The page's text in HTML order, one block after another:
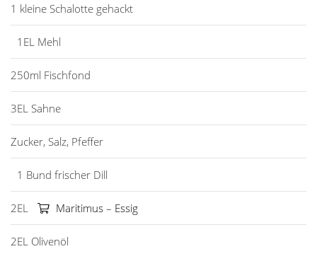
1 kleine Schalotte gehackt
1EL Mehl
250ml Fischfond
3EL Sahne
Zucker, Salz, Pfeffer
1 Bund frischer Dill
2EL Maritimus – Essig
2EL Olivenöl